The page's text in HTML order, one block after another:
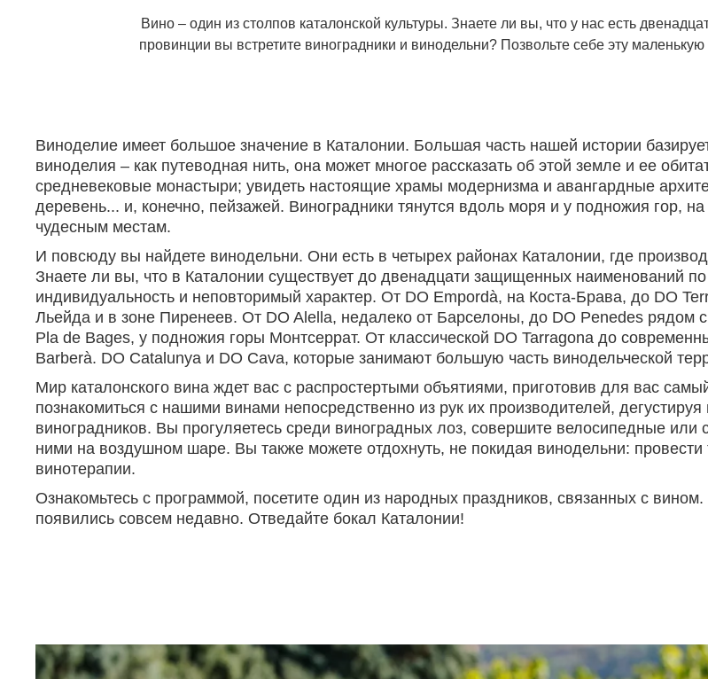
Вино – один из столпов каталонской культуры. Знаете ли вы, что у нас есть
провинции вы встретите виноградники и винодельни? Позвольте себе эту
Виноделие имеет большое значение в Каталонии. Большая часть нашей истории
виноделия – как путеводная нить, она может многое рассказать об этой земле и ее
средневековые монастыри; увидеть настоящие храмы модернизма и авангардные
деревень... и, конечно, пейзажей. Виноградники тянутся вдоль моря и у подножия гор,
чудесным местам.
И повсюду вы найдете винодельни. Они есть в четырех районах Каталонии, где
Знаете ли вы, что в Каталонии существует до двенадцати защищенных наименований
индивидуальность и неповторимый характер. От DO Empordà, на Коста-Брава, до DO
Льейда и в зоне Пиренеев. От DO Alella, недалеко от Барселоны, до DO Penedes
Pla de Bages, у подножия горы Монтсеррат. От классической DO Tarragona до
Barberà. DO Catalunya и DO Cava, которые занимают большую часть винодельческой
Мир каталонского вина ждет вас с распростертыми объятиями, приготовив для вас
познакомиться с нашими винами непосредственно из рук их производителей,
виноградников. Вы прогуляетесь среди виноградных лоз, совершите велосипедные
ними на воздушном шаре. Вы также можете отдохнуть, не покидая винодельни:
винотерапии.
Ознакомьтесь с программой, посетите один из народных праздников, связанных с
появились совсем недавно. Отведайте бокал Каталонии!